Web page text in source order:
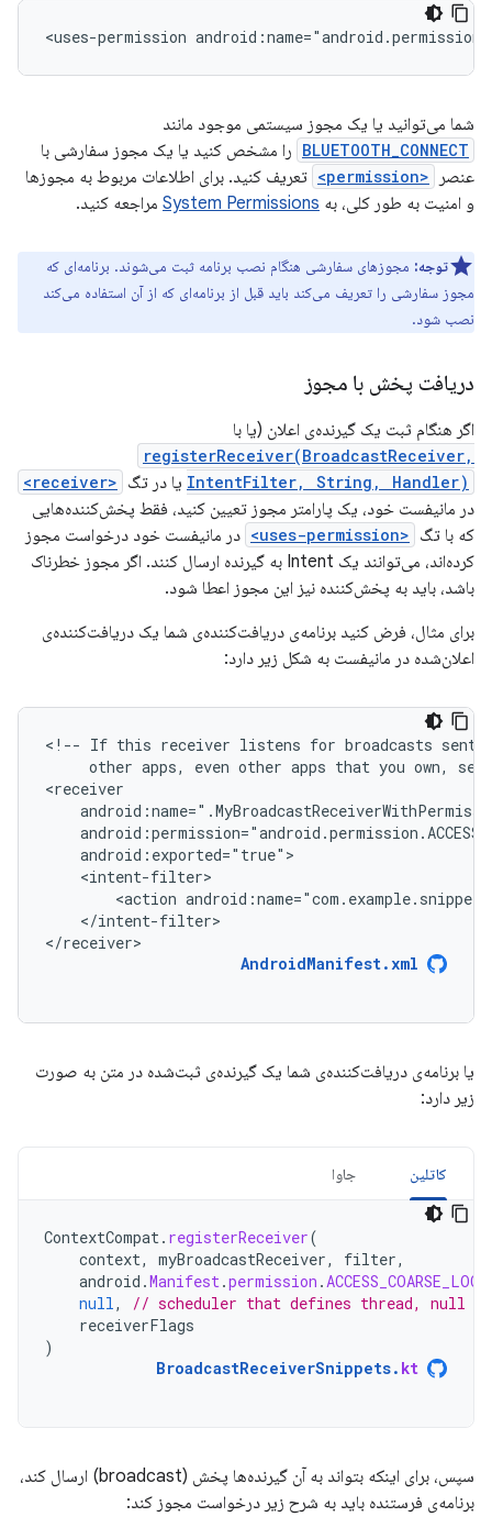
<uses-permission
شما می‌توانید یا یک مجوز سیستمی موجود مانند
BLUETOOTH_CONNECT را مشخص کنید یا یک مجوز سفارشی با
عنصر
<permission>
تعریف کنید. برای اطلاعات مربوط به مجوزها
و امنیت به طور کلی، به System Permissions مراجعه کنید.
توجه: مجوزهای سفارشی هنگام نصب برنامه ثبت می‌شوند. برنامه‌ای که
مجوز سفارشی را تعریف می‌کند باید قبل از برنامه‌ای که از آن استفاده می‌کند
نصب شود.
دریافت پخش با مجوز
اگر هنگام ثبت یک گیرنده‌ی اعلان (یا با
registerReceiver(BroadcastReceiver,
IntentFilter, String, Handler) یا در تگ <receiver>
در مانیفست خود، یک پارامتر مجوز تعیین کنید، فقط پخش‌کننده‌هایی
که با تگ <uses-permission>
در مانیفست خود درخواست مجوز
کرده‌اند، می‌توانند یک Intent به گیرنده ارسال کنند. اگر مجوز خطرناک
باشد، باید به پخش‌کننده نیز این مجوز اعطا شود.
برای مثال، فرض کنید برنامه‌ی دریافت‌کننده‌ی شما یک دریافت‌کننده‌ی
اعلان‌شده در مانیفست به شکل زیر دارد:
<!-- If this receiver listens for broadcasts sent
other apps, even other apps that you own,
set
<action
</intent-filter>
</receiver>
AndroidManifest.xml
یا برنامه‌ی دریافت‌کننده‌ی شما یک گیرنده‌ی ثبت‌شده در متن به صورت
زیر دارد:
کاتلین جاوا
ContextCompat. registerReceiver(
context, myBroadcastReceiver, filter,
android .Manifest.permission .
null,
// scheduler that defines thread, null
receiverFlags
)
BroadcastReceiverSnippets. kt
سپس، برای اینکه بتواند به آن گیرنده‌ها پخش (broadcast) ارسال کند،
برنامه‌ی فرستنده باید به شرح زیر درخواست مجوز کند: